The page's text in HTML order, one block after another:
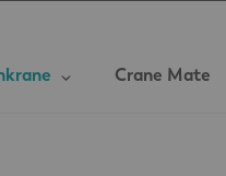
Crane Mate